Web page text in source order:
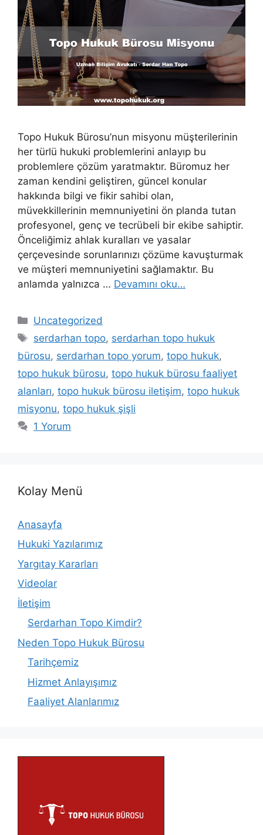
Topo Hukuk Bürosu’nun misyonu müşterilerinin
her türlü hukuki problemlerini anlayıp bu
problemlere çözüm yaratmaktır. Büromuz her
zaman kendini geliştiren, güncel konular
hakkında bilgi ve fikir sahibi olan,
müvekkillerinin memnuniyetini ön planda tutan
profesyonel, genç ve tecrübeli bir ekibe sahiptir.
Önceliğimiz ahlak kuralları ve yasalar
çerçevesinde sorunlarınızı çözüme kavuşturmak
ve müşteri memnuniyetini sağlamaktır. Bu
anlamda yalnızca … Devamını oku…
Kategoriler
Uncategorized
Etiketler
serdarhan topo, serdarhan topo hukuk
bürosu, serdarhan topo yorum, topo hukuk,
topo hukuk bürosu, topo hukuk bürosu faaliyet
alanları, topo hukuk bürosu iletişim, topo hukuk
misyonu, topo hukuk şişli
1 Yorum
Kolay Menü
Anasayfa
Hukuki Yazılarımız
Yargıtay Kararları
Videolar
İletişim
Serdarhan Topo Kimdir?
Neden Topo Hukuk Bürosu
Tarihçemiz
Hizmet Anlayışımız
Faaliyet Alanlarımız